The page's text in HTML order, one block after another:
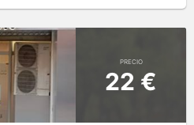
PRECIO
22 €